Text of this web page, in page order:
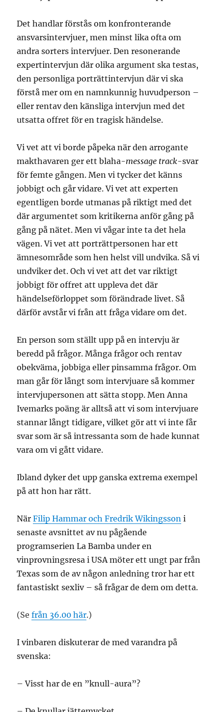
Det handlar förstås om konfronterande
ansvarsintervjuer, men minst lika ofta om
andra sorters intervjuer. Den resonerande
expertintervjun där olika argument ska testas,
den personliga porträttintervjun där vi ska
förstå mer om en namnkunnig huvudperson –
eller rentav den känsliga intervjun med det
utsatta offret för en tragisk händelse.
Vi vet att vi borde påpeka när den arrogante
makthavaren ger ett blaha-message track-svar
för femte gången. Men vi tycker det känns
jobbigt och går vidare. Vi vet att experten
egentligen borde utmanas på riktigt med det
där argumentet som kritikerna anför gång på
gång på nätet. Men vi vågar inte ta det hela
vägen. Vi vet att porträttpersonen har ett
ämnesområde som hen helst vill undvika. Så vi
undviker det. Och vi vet att det var riktigt
jobbigt för offret att uppleva det där
händelseförloppet som förändrade livet. Så
därför avstår vi från att fråga vidare om det.
En person som ställt upp på en intervju är
beredd på frågor. Många frågor och rentav
obekväma, jobbiga eller pinsamma frågor. Om
man går för långt som intervjuare så kommer
intervjupersonen att sätta stopp. Men Anna
Ivemarks poäng är alltså att vi som intervjuare
stannar långt tidigare, vilket gör att vi inte får
svar som är så intressanta som de hade kunnat
vara om vi gått vidare.
Ibland dyker det upp ganska extrema exempel
på att hon har rätt.
NärFilip Hammar och Fredrik Wikingsson i
senaste avsnittet av nu pågående
programserien La Bamba under en
vinprovningsresa i USA möter ett ungt par från
Texas som de av någon anledning tror har ett
fantastiskt sexliv – så frågar de dem om detta.
(Sefrån 36.00 här.)
I vinbaren diskuterar de med varandra på
svenska:
– Visst har de en ”knull-aura”?